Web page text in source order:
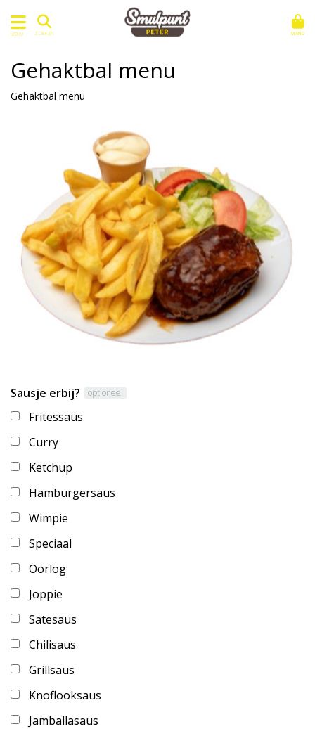
MENU ZOEKEN MAND
Gehaktbal menu
Gehaktbal menu
Sausje erbij? optioneel
Fritessaus
Curry
Ketchup
Hamburgersaus
Wimpie
Speciaal
Oorlog
Joppie
Satesaus
Chilisaus
Grillsaus
Knoflooksaus
Jamballasaus